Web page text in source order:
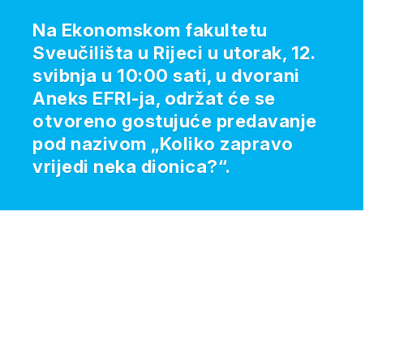
Na Ekonomskom fakultetu
Sveučilišta u Rijeci u utorak, 12.
svibnja u 10:00 sati, u dvorani
Aneks EFRI-ja, održat će se
otvoreno gostujuće predavanje
pod nazivom „Koliko zapravo
vrijedi neka dionica?“.